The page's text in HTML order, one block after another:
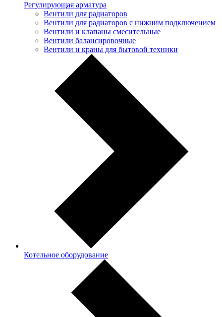
Регулирующая арматура
Вентили для радиаторов
Вентили для радиаторов с нижним подключением
Вентили и клапаны смесительные
Вентили балансировочные
Вентили и краны для бытовой техники
Котельное оборудование